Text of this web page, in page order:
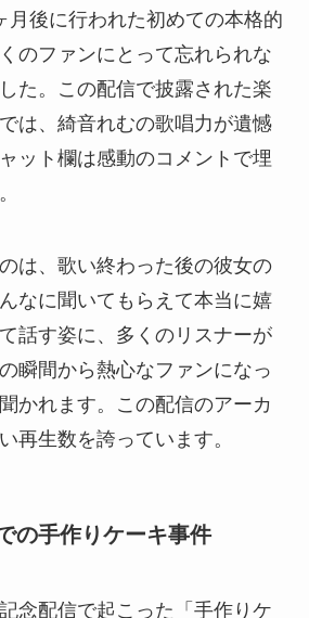
月後に行われた初めての本格的
のファンにとって忘れられな
た。この配信で披露された楽
は、綺音れむの歌唱力が遺憾
ット欄は感動のコメントで埋
は、歌い終わった後の彼女の
なに聞いてもらえて本当に嬉
話す姿に、多くのリスナーが
瞬間から熱心なファンになっ
かれます。この配信のアーカ
再生数を誇っています。
の手作りケーキ事件
念配信で起こった「手作りケ